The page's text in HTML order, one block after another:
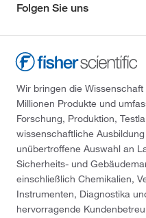
Folgen Sie uns
Wir bringen die
Millionen Produkte und
Forschung, Produktion,
wissenschaftliche
unübertroffene Auswahl an
Sicherheits- und
einschließlich Chemikalien,
Instrumenten, Diagnostika
hervorragende